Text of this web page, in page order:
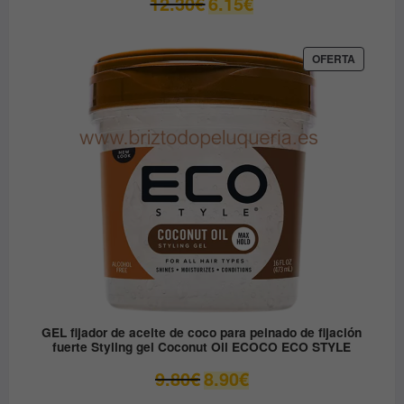
precio
era:
12.30€.
precio
es:
OFERTA
EN
GEL fijador de aceite de coco para peinado de fijación
fuerte Styling gel Coconut Oil ECOCO ECO STYLE
9.80€ El
precio
8.90€El
precio